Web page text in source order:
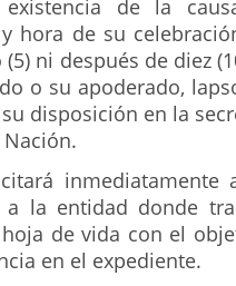
de la
hora de su
ni después de diez
o su apoderado,
disposición en la
inmediatamente
a la entidad donde
de vida con el
en el expediente.